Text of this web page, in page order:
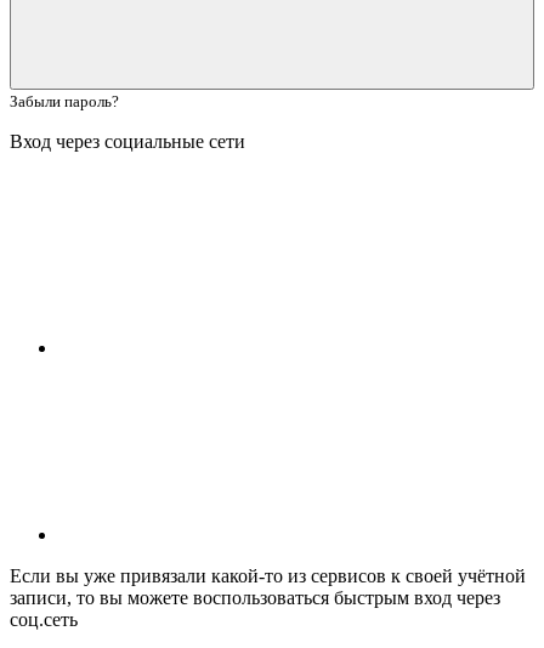
Забыли пароль?
Вход через социальные сети
Если вы уже привязали какой-то из сервисов к своей учётной
записи, то вы можете воспользоваться быстрым вход через
соц.сеть